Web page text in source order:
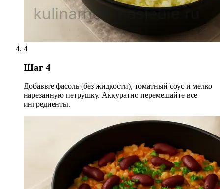
4
Шаг 4
Добавьте фасоль (без жидкости), томатный соус и мелко
нарезанную петрушку. Аккуратно перемешайте все
ингредиенты.